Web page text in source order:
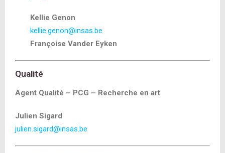
Kellie Genon
kellie.genon@insas.be
Françoise Vander Eyken
Qualité
Agent Qualité – PCG – Recherche en art
Julien Sigard
julien.sigard@insas.be